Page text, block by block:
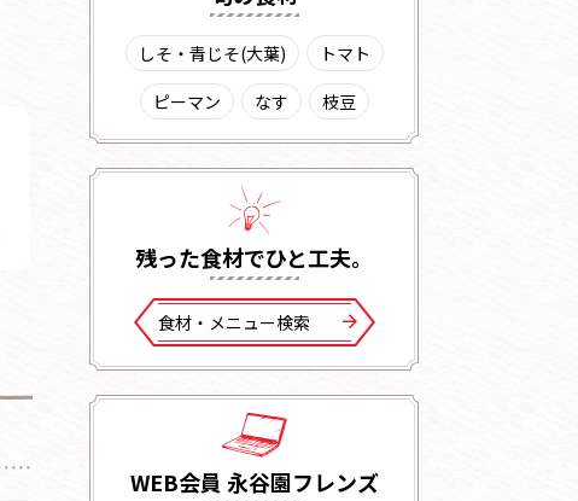
しそ・青じそ(大葉)
トマト
ピーマン
なす 枝豆
残った⾷材でひと⼯夫。
⾷材・メニュー検索
WEB会員 永谷園フレンズ